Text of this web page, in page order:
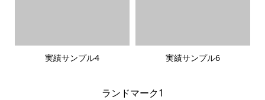
実績サンプル4 実績サンプル6
ランドマーク1